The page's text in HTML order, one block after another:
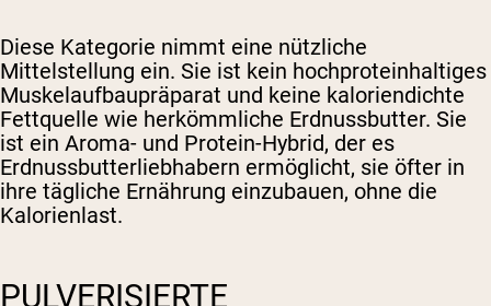
Diese Kategorie nimmt eine nützliche
Mittelstellung ein. Sie ist kein hochproteinhaltiges
Muskelaufbaupräparat und keine kaloriendichte
Fettquelle wie herkömmliche Erdnussbutter. Sie
ist ein Aroma- und Protein-Hybrid, der es
Erdnussbutterliebhabern ermöglicht, sie öfter in
ihre tägliche Ernährung einzubauen, ohne die
Kalorienlast.
PULVERISIERTE